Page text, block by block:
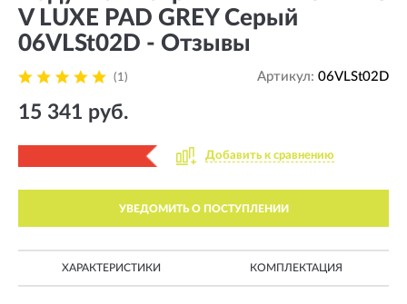
V LUXE PAD GREY Серый
06VLSt02D - Отзывы
(1) Артикул: 06VLSt02D
15 341 руб.
Добавить к сравнению
УВЕДОМИТЬ О ПОСТУПЛЕНИИ
ХАРАКТЕРИСТИКИ КОМПЛЕКТАЦИЯ